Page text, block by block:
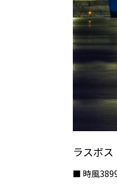
ラスボス
■ 時風